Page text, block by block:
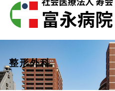
整形外科